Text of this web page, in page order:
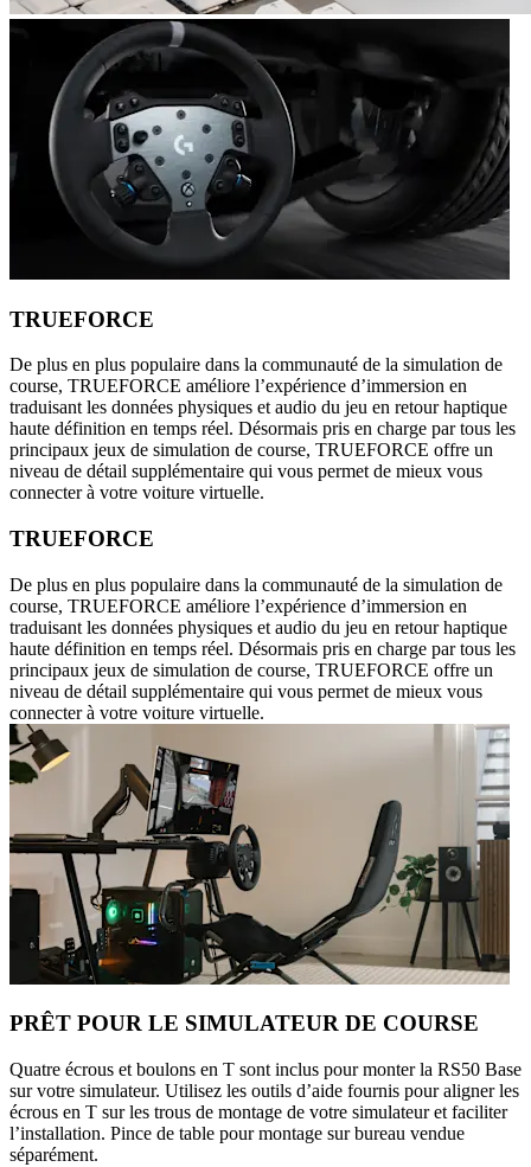
TRUEFORCE
De plus en plus populaire dans la communauté de la simulation de
course, TRUEFORCE améliore l’expérience d’immersion en
traduisant les données physiques et audio du jeu en retour haptique
haute définition en temps réel. Désormais pris en charge par tous les
principaux jeux de simulation de course, TRUEFORCE offre un
niveau de détail supplémentaire qui vous permet de mieux vous
connecter à votre voiture virtuelle.
TRUEFORCE
De plus en plus populaire dans la communauté de la simulation de
course, TRUEFORCE améliore l’expérience d’immersion en
traduisant les données physiques et audio du jeu en retour haptique
haute définition en temps réel. Désormais pris en charge par tous les
principaux jeux de simulation de course, TRUEFORCE offre un
niveau de détail supplémentaire qui vous permet de mieux vous
connecter à votre voiture virtuelle.
PRÊT POUR LE SIMULATEUR DE COURSE
Quatre écrous et boulons en T sont inclus pour monter la RS50 Base
sur votre simulateur. Utilisez les outils d’aide fournis pour aligner les
écrous en T sur les trous de montage de votre simulateur et faciliter
l’installation. Pince de table pour montage sur bureau vendue
séparément.